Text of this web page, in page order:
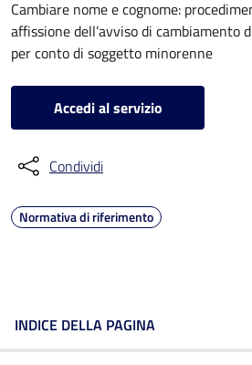
Cambiare nome e cognome:
affissione dell’avviso di cambiamento
per conto di soggetto minorenne
Accedi al servizio
Condividi
Normativa di riferimento
INDICE DELLA PAGINA